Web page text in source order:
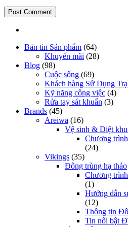
Bản tin Sản phẩm (64)
Khuyến mãi (28)
Blog (98)
Cuộc sống (69)
Khách hàng Sử Dụng
Kỹ năng công việc (4)
Rửa tay sát khuẩn (3)
Brands (45)
Areiwa (16)
Vệ sinh & Diệt
Chương
(24)
Vikings (35)
Đông trùng hạ thảo
Chương
(1)
Hướng dẫn
(12)
Thông tin
Tin nổi bật